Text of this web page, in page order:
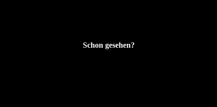
Schon gesehen?